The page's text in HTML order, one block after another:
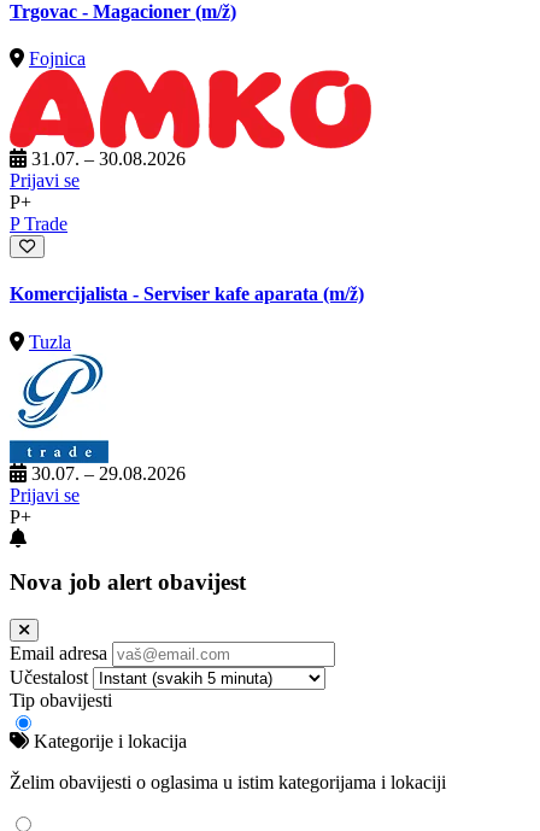
Trgovac - Magacioner (m/ž)
Fojnica
31.07. – 30.08.2026
Prijavi se
P+
P Trade
Komercijalista - Serviser kafe aparata (m/ž)
Tuzla
30.07. – 29.08.2026
Prijavi se
P+
Nova job alert obavijest
Email adresa
Učestalost
Tip obavijesti
Kategorije i lokacija
Želim obavijesti o oglasima u istim kategorijama i lokaciji